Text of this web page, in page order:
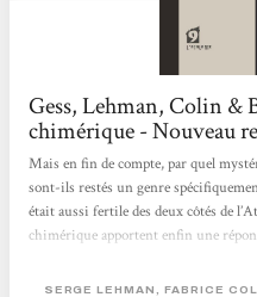
Gess, Lehman, Colin &
chimérique - Nouveau
Mais en fin de compte, par quel
sont-ils restés un genre
était aussi fertile des deux côtés de
chimérique apportent enfin une
et en expliquant pourquoi ils ont
SERGE LEHMAN, FABRICE